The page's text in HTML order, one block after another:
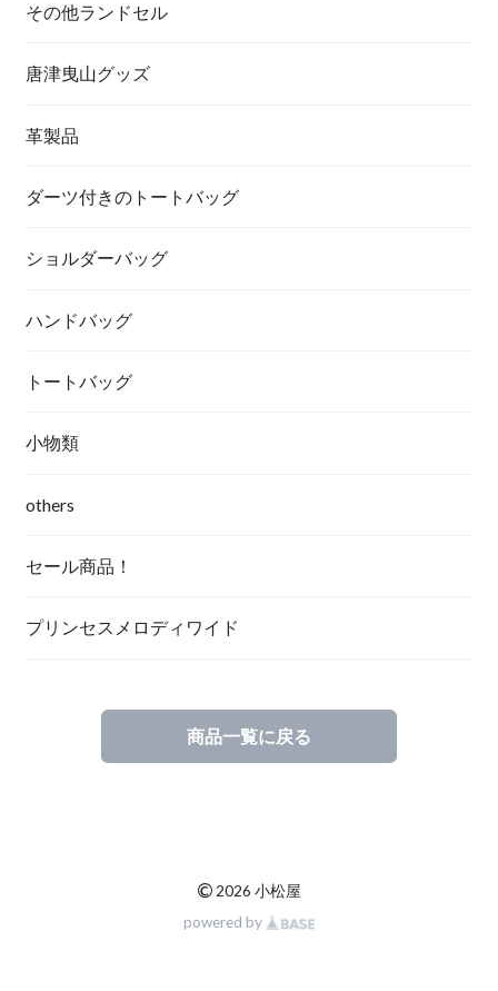
その他ランドセル
唐津曳山グッズ
革製品
ダーツ付きのトートバッグ
ショルダーバッグ
ハンドバッグ
トートバッグ
小物類
others
セール商品！
プリンセスメロディワイド
商品一覧に戻る
© 2026 小松屋
powered by